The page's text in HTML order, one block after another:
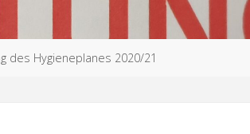
des Hygieneplanes 2020/21